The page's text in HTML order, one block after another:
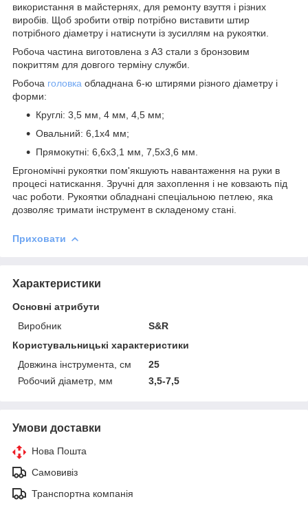
використання в майстернях, для ремонту взуття і різних
виробів. Щоб зробити отвір потрібно виставити штир
потрібного діаметру і натиснути із зусиллям на рукоятки.
Робоча частина виготовлена з А3 стали з бронзовим
покриттям для довгого терміну служби.
Робоча головка обладнана 6-ю штирями різного діаметру і
форми:
Круглі: 3,5 мм, 4 мм, 4,5 мм;
Овальний: 6,1х4 мм;
Прямокутні: 6,6х3,1 мм, 7,5х3,6 мм.
Ергономічні рукоятки пом'якшують навантаження на руки в
процесі натискання. Зручні для захоплення і не ковзають під
час роботи. Рукоятки обладнані спеціальною петлею, яка
дозволяє тримати інструмент в складеному стані.
Приховати
Характеристики
Основні атрибути
Виробник
S&R
Користувальницькі характеристики
Довжина інструмента, см
25
Робочий діаметр, мм
3,5-7,5
Умови доставки
Нова Пошта
Самовивіз
Транспортна компанія